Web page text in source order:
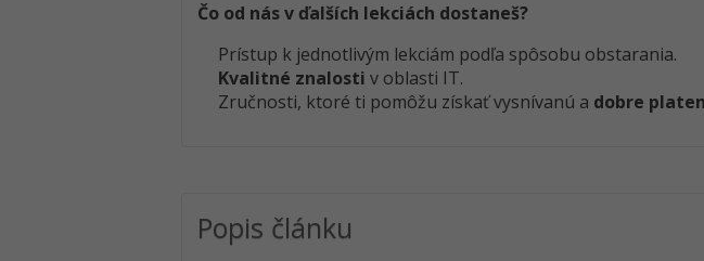
Čo od nás v ďalších lekciách dostaneš?
Prístup k jednotlivým lekciám podľa spôsobu obstarania.
Kvalitné znalosti v oblasti IT.
Zručnosti, ktoré ti pomôžu získať vysnívanú a dobre
Popis článku